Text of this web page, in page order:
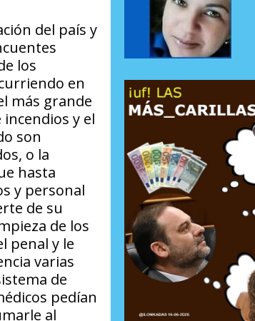
del país y
los
en
más grande
y el
son
o la
hasta
y personal
de su
de los
penal y le
varias
de
pedían
al